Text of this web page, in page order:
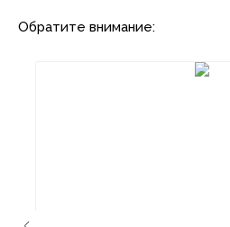
Обратите внимание: